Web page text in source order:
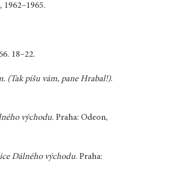
1962–1965.
18–22.
(Tak píšu vám, pane Hrabal!).
východu. Praha: Odeon,
Dálného východu. Praha: